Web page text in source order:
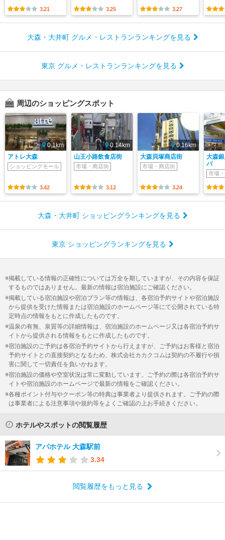
3.21 3.25 3.27
大森・大井町 グルメ・レストランランキングを見る
東京 グルメ・レストランランキングを見る
周辺のショッピングスポット
0.1km
アトレ大森
ショッピングモール
3.42
0.14km
山王小路飲食店街
市場・商店街
3.12
0.16km
大森貝塚商店街
市場・商店街
3.24
大森
パ
市場
大森・大井町 ショッピングランキングを見る
東京 ショッピングランキングを見る
掲載している情報の正確性については万全を期していますが、その内容を保証
するものではありません。最新の情報は宿泊施設にご確認ください。
掲載している宿泊施設や宿泊プラン等の情報は、各宿泊予約サイトや宿泊施設
から提供を受けた情報または宿泊施設のホームページ等にて公開されている特
定時点の情報をもとに作成したものです。
温泉の有無、泉質等の詳細情報は、宿泊施設のホームページ又は各宿泊予約サ
イトから提供される情報をもとに作成したものです。
宿泊施設のご予約は各宿泊予約サイトから行えますが、ご予約はお客様と宿泊
予約サイトとの直接契約となるため、株式会社カカクコムは契約の不履行や損
害に関して一切責任を負いかねます。
宿泊施設の価格や空室状況は常に変動しています。ご予約の際は各宿泊予約サ
イトや宿泊施設のホームページで最新の情報をご確認ください。
各種ポイント付与やクーポン等の特典は事業者より提供されます。ご予約の際
は事業者による注意事項や規約等をよくご確認の上お手続きください。
ホテルやスポットの閲覧履歴
アパホテル 大森駅前
3.34
閲覧履歴をもっと見る